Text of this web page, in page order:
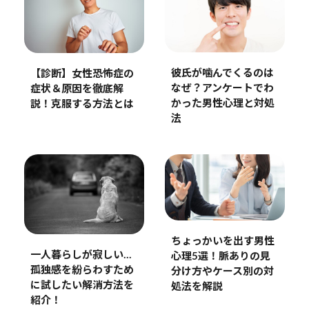
【診断】女性恐怖症の
症状＆原因を徹底解
説！克服する方法とは
彼氏が噛んでくるのは
なぜ？アンケートでわ
かった男性心理と対処
法
一人暮らしが寂しい…
孤独感を紛らわすため
に試したい解消方法を
紹介！
ちょっかいを出す男性
心理5選！脈ありの見
分け方やケース別の対
処法を解説